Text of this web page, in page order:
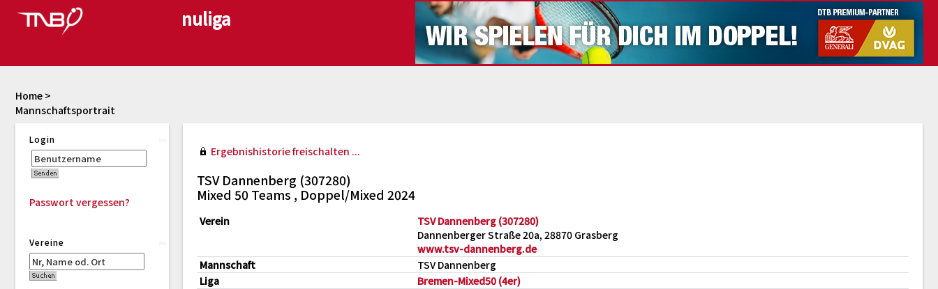
Mannschaftsportrait
Home >
Login
Passwort vergessen?
Vereine
Ergebnishistorie freischalten ...
TSV Dannenberg (307280)
Mixed 50 Teams , Doppel/Mixed 2024
Verein
TSV Dannenberg (307280)
Dannenberger Straße 20a, 28870 Grasberg
www.tsv-dannenberg.de
Mannschaft
TSV Dannenberg
Liga
Bremen-Mixed50 (4er)